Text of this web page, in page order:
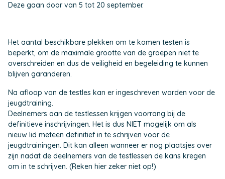
Deze gaan door van 5 tot 20 september.
Het aantal beschikbare plekken om te komen testen is
beperkt, om de maximale grootte van de groepen niet te
overschreiden en dus de veiligheid en begeleiding te kunnen
blijven garanderen.
Na afloop van de testles kan er ingeschreven worden voor de
jeugdtraining.
Deelnemers aan de testlessen krijgen voorrang bij de
definitieve inschrijvingen. Het is dus NIET mogelijk om als
nieuw lid meteen definitief in te schrijven voor de
jeugdtrainingen. Dit kan alleen wanneer er nog plaatsjes over
zijn nadat de deelnemers van de testlessen de kans kregen
om in te schrijven. (Reken hier zeker niet op!)